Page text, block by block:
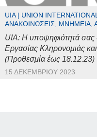
UIA | UNION
ΑΝΑΚΟΙΝΏΣΕΙΣ, ΜΝΗΜΕΊΑ,
UIA: Η υποψηφιότητά
Εργασίας Κληρονομιάς και
(Προθεσμία έως 18.12.23)
15 ΔΕΚΕΜΒΡΊΟΥ 2023